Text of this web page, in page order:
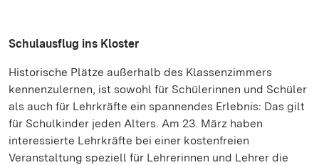
Schulausflug ins Kloster
Historische Plätze außerhalb des Klassenzimmers
kennenzulernen, ist sowohl für Schülerinnen und Schüler
als auch für Lehrkräfte ein spannendes Erlebnis: Das gilt
für Schulkinder jeden Alters. Am 23. März haben
interessierte Lehrkräfte bei einer kostenfreien
Veranstaltung speziell für Lehrerinnen und Lehrer die